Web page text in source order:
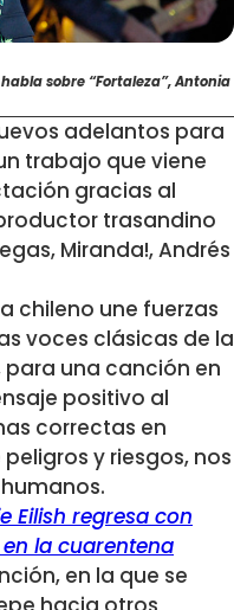
habla sobre “Fortaleza”, Antonia
adelantos para
trabajo que viene
gracias al
trasandino
Miranda!, Andrés
chileno une fuerzas
voces clásicas de la
para una canción en
positivo al
correctas en
y riesgos, nos
Eilish regresa con
la cuarentena
en la que se